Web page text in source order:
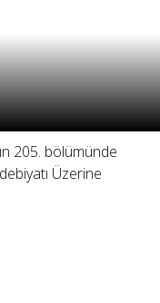
205. bölümünde
Üzerine